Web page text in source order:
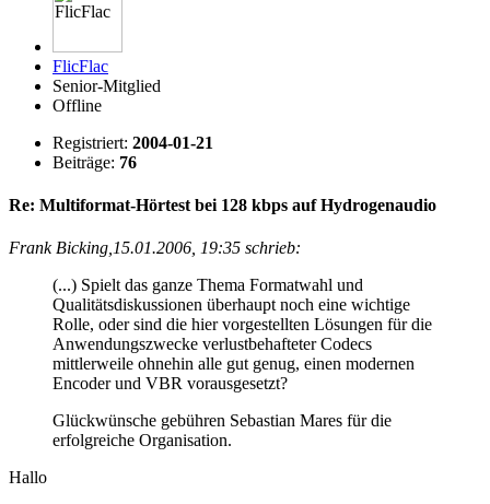
FlicFlac
Senior-Mitglied
Offline
Registriert: 2004-01-21
Beiträge: 76
Re: Multiformat-Hörtest bei 128 kbps auf Hydrogenaudio
Frank Bicking,15.01.2006, 19:35 schrieb:
(...) Spielt das ganze Thema Formatwahl und
Qualitätsdiskussionen überhaupt noch eine wichtige
Rolle, oder sind die hier vorgestellten Lösungen für die
Anwendungszwecke verlustbehafteter Codecs
mittlerweile ohnehin alle gut genug, einen modernen
Encoder und VBR vorausgesetzt?
Glückwünsche gebühren Sebastian Mares für die
erfolgreiche Organisation.
Hallo